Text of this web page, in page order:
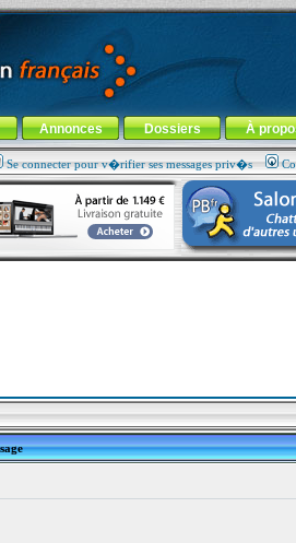
Annonces Dossiers À
Se connecter pour v�rifier ses messages priv�s